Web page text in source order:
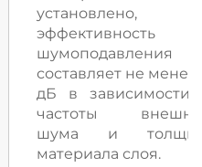
установлено,
эффективность
шумоподавления
составляет не менее
дБ в зависимости
частоты
шума и
материала слоя.